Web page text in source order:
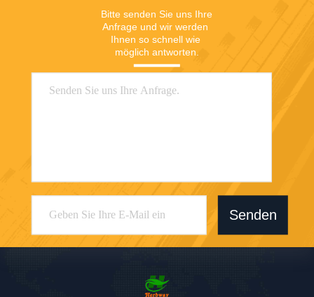
Bitte senden Sie uns Ihre
Anfrage und wir werden
Ihnen so schnell wie
möglich antworten.
Senden